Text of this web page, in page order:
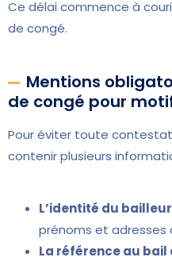
Ce délai commence à
de congé.
Mentions
de congé pour
Pour éviter toute
contenir plusieurs
L’identité du
prénoms et adresses
La référence au bail